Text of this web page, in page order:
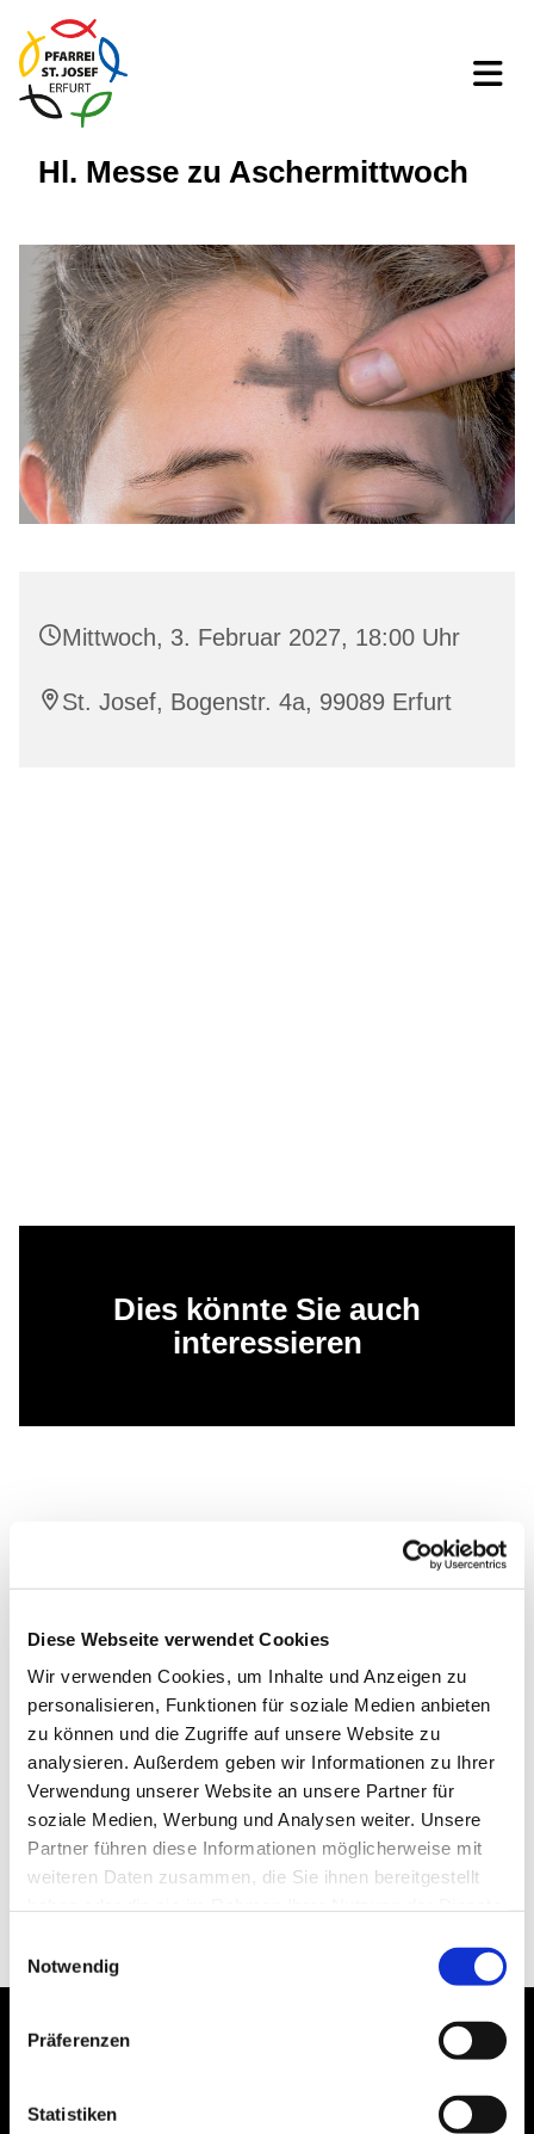
Diese Webseite verwendet Cookies
Wir verwenden Cookies, um Inhalte und Anzeigen zu
personalisieren, Funktionen für soziale Medien anbieten
zu können und die Zugriffe auf unsere Website zu
analysieren. Außerdem geben wir Informationen zu Ihrer
Verwendung unserer Website an unsere Partner für
soziale Medien, Werbung und Analysen weiter. Unsere
Partner führen diese Informationen möglicherweise mit
weiteren Daten zusammen, die Sie ihnen bereitgestellt
Notwendig
Präferenzen
Statistiken
Hl. Messe zu Aschermittwoch
Mittwoch, 3. Februar 2027, 18:00 Uhr
St. Josef, Bogenstr. 4a, 99089 Erfurt
Dies könnte Sie auch
interessieren
Bogenstraße 4A